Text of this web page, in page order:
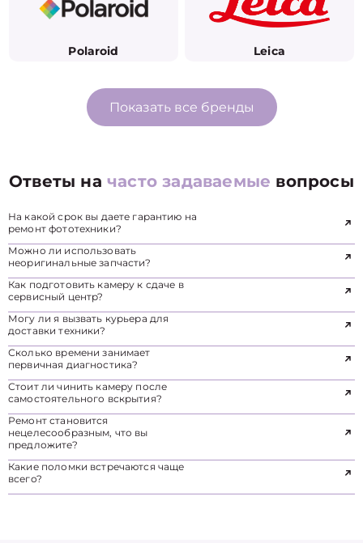
Polaroid Leica
Показать все бренды
Ответы начасто задаваемые вопросы
На какой срок вы даете гарантию на
ремонт фототехники?
Можно ли использовать
неоригинальные запчасти?
Как подготовить камеру к сдаче в
сервисный центр?
Могу ли я вызвать курьера для
доставки техники?
Сколько времени занимает
первичная диагностика?
Стоит ли чинить камеру после
самостоятельного вскрытия?
Ремонт становится
нецелесообразным, что вы
предложите?
Какие поломки встречаются чаще
всего?